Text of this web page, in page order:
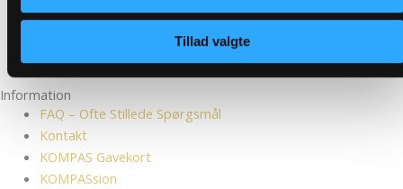
Tillad valgte
Information
FAQ – Ofte Stillede Spørgsmål
Kontakt
KOMPAS Gavekort
KOMPASsion